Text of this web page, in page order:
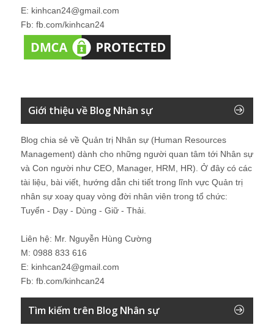
E: kinhcan24@gmail.com
Fb: fb.com/kinhcan24
Giới thiệu về Blog Nhân sự
Blog chia sẻ về Quản trị Nhân sự (Human Resources
Management) dành cho những người quan tâm tới Nhân sự
và Con người như CEO, Manager, HRM, HR). Ở đây có các
tài liệu, bài viết, hướng dẫn chi tiết trong lĩnh vực Quản trị
nhân sự xoay quay vòng đời nhân viên trong tổ chức:
Tuyển - Dạy - Dùng - Giữ - Thải.
Liên hệ: Mr. Nguyễn Hùng Cường
M: 0988 833 616
E: kinhcan24@gmail.com
Fb: fb.com/kinhcan24
Tìm kiếm trên Blog Nhân sự